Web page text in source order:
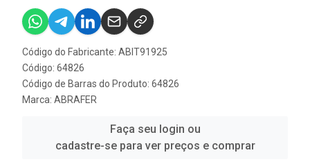
Código do Fabricante: ABIT91925
Código: 64826
Código de Barras do Produto: 64826
Marca: ABRAFER
Faça seu login ou
cadastre-se para ver preços e comprar